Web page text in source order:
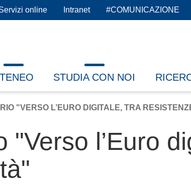
online Intranet #COMUNICAZIONE
STUDIA CON NOI
"VERSO L’EURO DIGITALE, TRA
"Verso l’Euro